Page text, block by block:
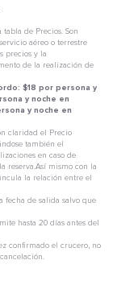
tabla de Precios. Son
aéreo o terrestre
precios y la
de la realización de
$18 por persona y
y noche en
y noche en
claridad el Precio
también el
en caso de
reserva.Así mismo con la
la relación entre el
fecha de salida salvo que
hasta 20 días antes del
confirmado el crucero, no